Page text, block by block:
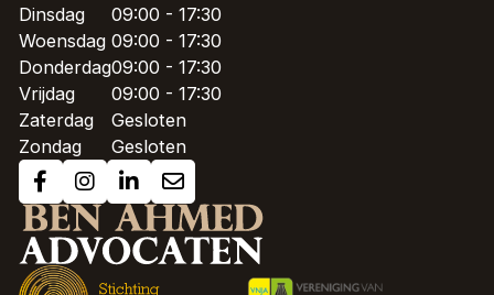
Dinsdag
Woensdag
Donderdag
Vrijdag
Zaterdag
Zondag
09:00 - 17:30
09:00 - 17:30
09:00 - 17:30
09:00 - 17:30
Gesloten
Gesloten